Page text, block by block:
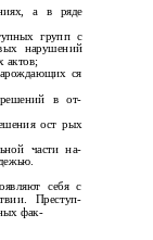
а в ряде
групп с
нарушений
актов;
ся
решений в от­
ост­ рых
части на­
себя с
Преступ­
фак-